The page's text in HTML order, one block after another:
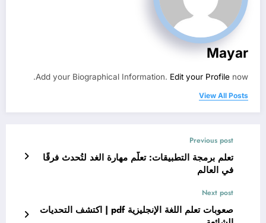
Mayar
Add your Biographical Information. Edit your Profile now.
View All Posts
Previous post
تعلم برمجة التطبيقات: تعلّم مهارة الغد لتُحدث فرقًا
في العالم
Next post
صعوبات تعلم اللغة الإنجليزية pdf | اكتشف التحديات